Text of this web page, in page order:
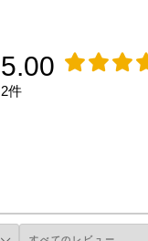
5.00
2件